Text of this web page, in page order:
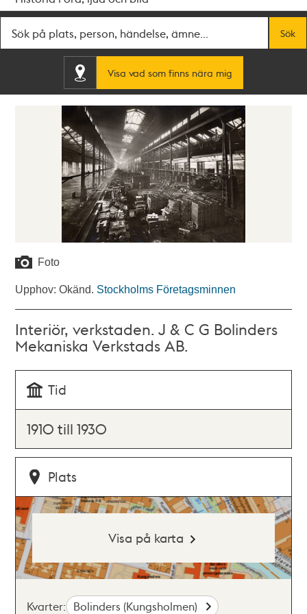
Sök
Visa vad som finns nära mig
Foto
Upphov: Okänd. Stockholms Företagsminnen
Interiör, verkstaden. J & C G Bolinders
Mekaniska Verkstads AB.
Tid
1910 till 1930
Plats
Visa på karta
Kvarter: Bolinders (Kungsholmen)